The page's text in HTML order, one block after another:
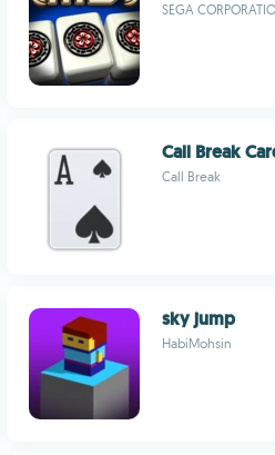
SEGA
Call Break
Call Break
sky jump
HabiMohsin